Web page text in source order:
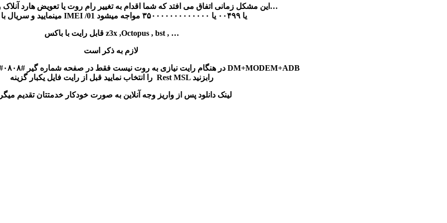
این مشکل زمانی اتفاق می افتد که شما اقدام به تغییر رام روت یا تعویض هارد آنلاک ویا ترمیم شبکه و…
مینمایید و سریال با مشکل IMEI /01 یا ۰۰۴۹۹ یا ۳۵۰۰۰۰۰۰۰۰۰۰۰۰۰ مواجه میشود
قابل رایت با باکس z3x ,Octopus , bst , …
لازم به ذکر است
در هنگام رایت نیازی به روت نیست فقط در صفحه شماره گیر #۰۸۰۸#* را بزنید و سپس گزینه DM+MODEM+ADB
را انتخاب نمایید قبل از رایت فایل یکبار گزینه Rest MSL رابزنید
لینک دانلود پس از واریز وجه آنلاین به صورت خودکار خدمتتان تقدیم